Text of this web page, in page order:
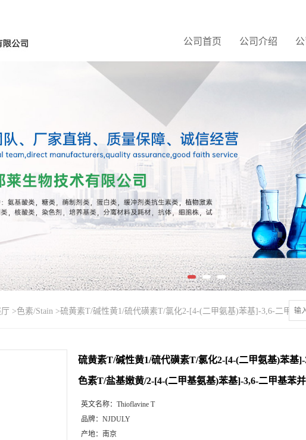
公司首页 公司介绍
>色素/Stain >硫黄素T/碱性黄1/硫代磺素T/氯化2-[4-(二甲氨基)苯基]-3,6-二甲
硫黄素T/碱性黄1/硫代磺素T/氯化2-[4-(二甲氨基)苯基
色素T/盐基嫩黄/2-[4-(二甲基氨基)苯基]-3,6-二甲基苯
英文名称： Thioflavine T
品牌： NJDULY
产地： 南京